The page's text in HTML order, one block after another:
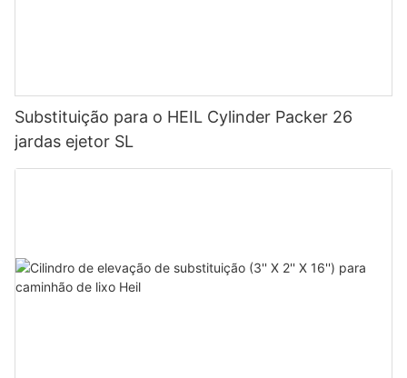
Substituição para o HEIL Cylinder Packer 26
jardas ejetor SL